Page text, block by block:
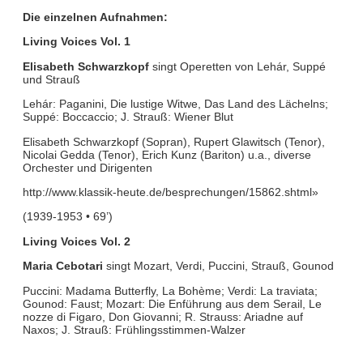
Die einzelnen Aufnahmen:
Living Voices Vol. 1
Elisabeth Schwarzkopfsingt Operetten von Lehár, Suppé
und Strauß
Lehár: Paganini, Die lustige Witwe, Das Land des Lächelns;
Suppé: Boccaccio; J. Strauß: Wiener Blut
Elisabeth Schwarzkopf (Sopran), Rupert Glawitsch (Tenor),
Nicolai Gedda (Tenor), Erich Kunz (Bariton) u.a., diverse
Orchester und Dirigenten
http://www.klassik-heute.de/besprechungen/15862.shtml»
(1939-1953 • 69’)
Living Voices Vol. 2
Maria Cebotari singt Mozart, Verdi, Puccini, Strauß, Gounod
Puccini: Madama Butterfly, La Bohème; Verdi: La traviata;
Gounod: Faust; Mozart: Die Enführung aus dem Serail, Le
nozze di Figaro, Don Giovanni; R. Strauss: Ariadne auf
Naxos; J. Strauß: Frühlingsstimmen-Walzer